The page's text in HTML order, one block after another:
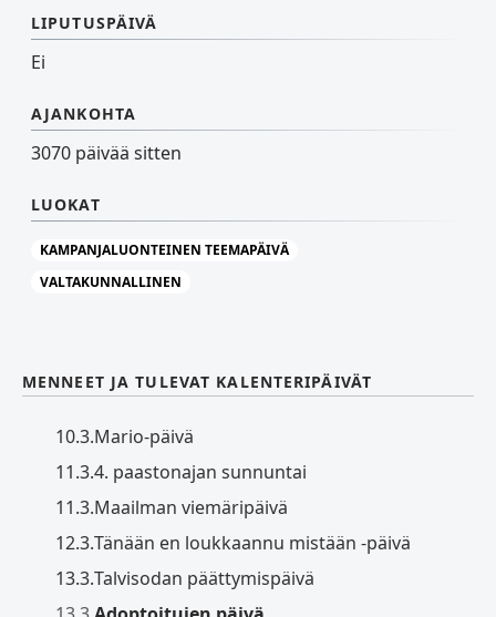
LIPUTUSPÄIVÄ
Ei
AJANKOHTA
3070 päivää sitten
LUOKAT
KAMPANJALUONTEINEN TEEMAPÄIVÄ
VALTAKUNNALLINEN
MENNEET JA TULEVAT KALENTERIPÄIVÄT
10.3.Mario-päivä
11.3.4. paastonajan sunnuntai
11.3.Maailman viemäripäivä
12.3.Tänään en loukkaannu mistään -päivä
13.3.Talvisodan päättymispäivä